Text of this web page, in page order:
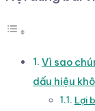
Vì sao
dấu hiệu
Lợi